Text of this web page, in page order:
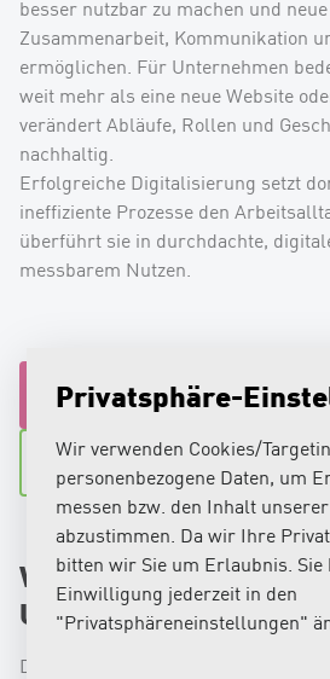
Privatsphäre-
Wir verwenden Cookies/
personenbezogene Daten, um
messen bzw. den Inhalt
abzustimmen. Da wir Ihre
bitten wir Sie um Erlaubnis. Sie
Einwilligung jederzeit in den
"Privatsphäreneinstellungen"
besser nutzbar zu machen und
Zusammenarbeit, Kommunikation
ermöglichen. Für Unternehmen
weit mehr als eine neue Website
verändert Abläufe, Rollen und
nachhaltig.
Erfolgreiche Digitalisierung setzt
ineffiziente Prozesse den
überführt sie in durchdachte,
messbarem Nutzen.
Ihr Projekt unverbindlich
Zu unseren
Warum
Unternehmen
Der digitale Wandel betrifft